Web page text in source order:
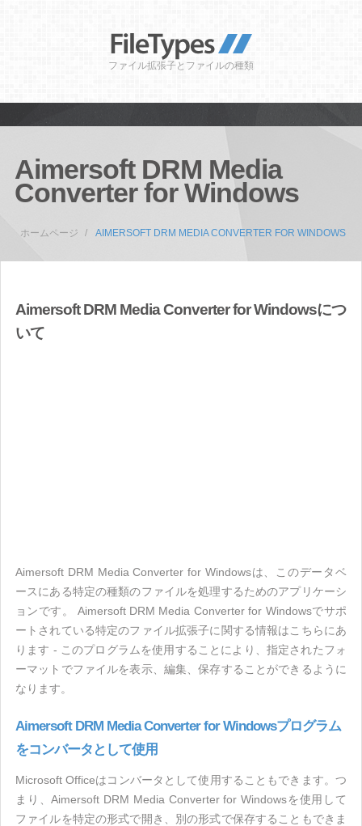
ファイル拡張子とファイルの種類
Aimersoft DRM Media
Converter for Windows
ホームページ AIMERSOFT DRM MEDIA CONVERTER FOR WINDOWS
Aimersoft DRM Media Converter for Windowsにつ
いて
Aimersoft DRM Media Converter for Windowsは、このデータベ
ースにある特定の種類のファイルを処理するためのアプリケーシ
ョンです。 Aimersoft DRM Media Converter for Windowsでサポ
ートされている特定のファイル拡張子に関する情報はこちらにあ
ります - このプログラムを使用することにより、指定されたフォ
ーマットでファイルを表示、編集、保存することができるように
なります。
Aimersoft DRM Media Converter for Windowsプログラム
をコンバータとして使用
Microsoft Officeはコンバータとして使用することもできます。つ
まり、Aimersoft DRM Media Converter for Windowsを使用して
ファイルを特定の形式で開き、別の形式で保存することもできま